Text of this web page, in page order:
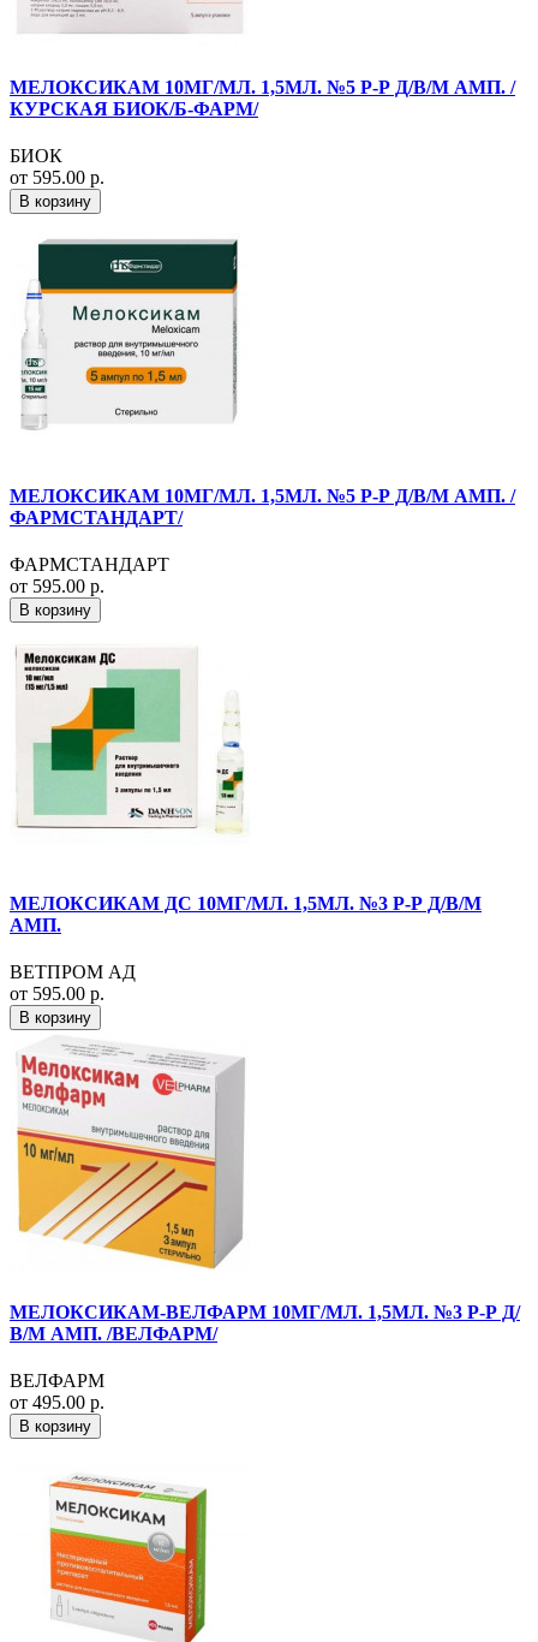
МЕЛОКСИКАМ 10МГ/МЛ. 1,5МЛ. №5 Р-Р Д/В/М АМП. /
КУРСКАЯ БИОК/Б-ФАРМ/
БИОК
от 595.00 р.
В корзину
МЕЛОКСИКАМ 10МГ/МЛ. 1,5МЛ. №5 Р-Р Д/В/М АМП. /
ФАРМСТАНДАРТ/
ФАРМСТАНДАРТ
от 595.00 р.
В корзину
МЕЛОКСИКАМ ДС 10МГ/МЛ. 1,5МЛ. №3 Р-Р Д/В/М
АМП.
ВЕТПРОМ АД
от 595.00 р.
В корзину
МЕЛОКСИКАМ-ВЕЛФАРМ 10МГ/МЛ. 1,5МЛ. №3 Р-Р Д/
В/М АМП. /ВЕЛФАРМ/
ВЕЛФАРМ
от 495.00 р.
В корзину